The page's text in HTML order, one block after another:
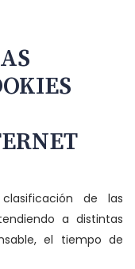
de las
a distintas
el tiempo de